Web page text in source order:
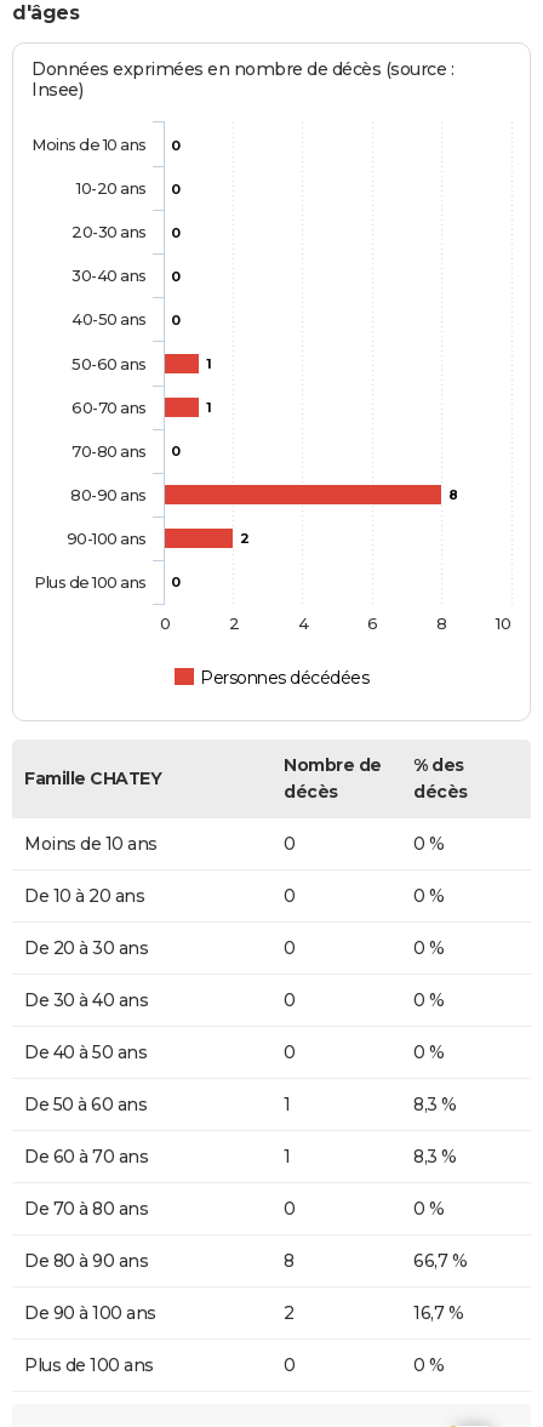
d'âges
Données exprimées en nombre de décès (source :
Insee)
0
0
0
0
0
1
1
0
8
2
0
Personnes décédées
Moins de 10 ans
10-20 ans
20-30 ans
30-40 ans
40-50 ans
50-60 ans
60-70 ans
70-80 ans
80-90 ans
90-100 ans
Plus de 100 ans
0 2 4 6 8 10
Famille CHATEY
Nombre de
décès
% des
décès
Moins de 10 ans 0 0 %
De 10 à 20 ans 0 0 %
De 20 à 30 ans 0 0 %
De 30 à 40 ans 0 0 %
De 40 à 50 ans 0 0 %
De 50 à 60 ans 1 8,3 %
De 60 à 70 ans 1 8,3 %
De 70 à 80 ans 0 0 %
De 80 à 90 ans 8 66,7 %
De 90 à 100 ans 2 16,7 %
Plus de 100 ans 0 0 %